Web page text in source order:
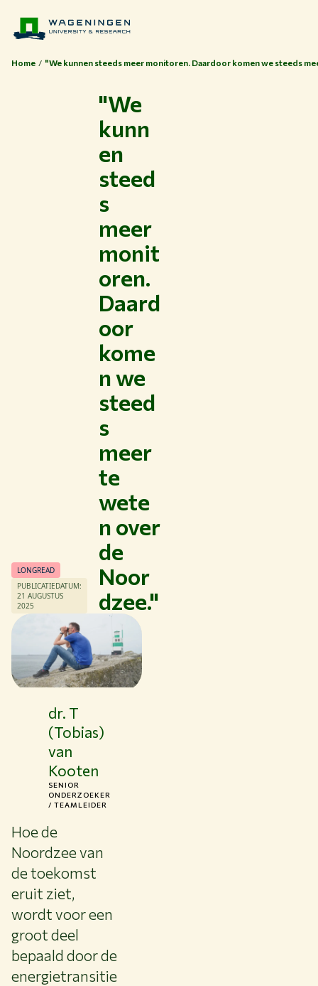
Thema's
Studeren bij WUR
Samenwerken met WUR
Over WUR
NIEUWS & ACHTERGRONDEN
HUIDIGE STUDENTEN
BIBLIOTHEEK
Home "We kunnen steeds meer monitoren. Daardoor komen we steeds
LONGREAD
PUBLICATIEDATUM:
21 AUGUSTUS
2025
"We
kunn
en
steed
s
meer
monit
oren.
Daard
oor
kome
n we
steed
s
meer
te
wete
n over
de
Noor
dzee."
dr. T
(Tobias)
van
Kooten
SENIOR
ONDERZOEKER
/ TEAMLEIDER
Hoe de
Noordzee van
de toekomst
eruit ziet,
wordt voor een
groot deel
bepaald door de
energietransitie